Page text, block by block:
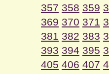
357 358 359
369 370 371
381 382 383
393 394 395
405 406 407